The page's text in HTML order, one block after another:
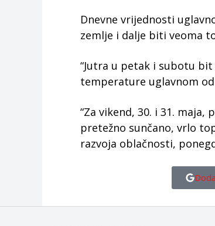
Dnevne vrijednosti
zemlje i dalje biti veoma
“Jutra u petak i subotu
temperature uglavnom
“Za vikend, 30. i 31.
pretežno sunčano, vrlo
razvoja oblačnosti,